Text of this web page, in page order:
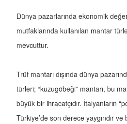
Dünya pazarlarında ekonomik
mutfaklarında kullanılan mantar
mevcuttur.
Trüf mantarı dışında dünya
türleri; “kuzugöbeği” mantarı, bu
büyük bir ihracatçıdır. İtalyanların
Türkiye’de son derece yaygındır